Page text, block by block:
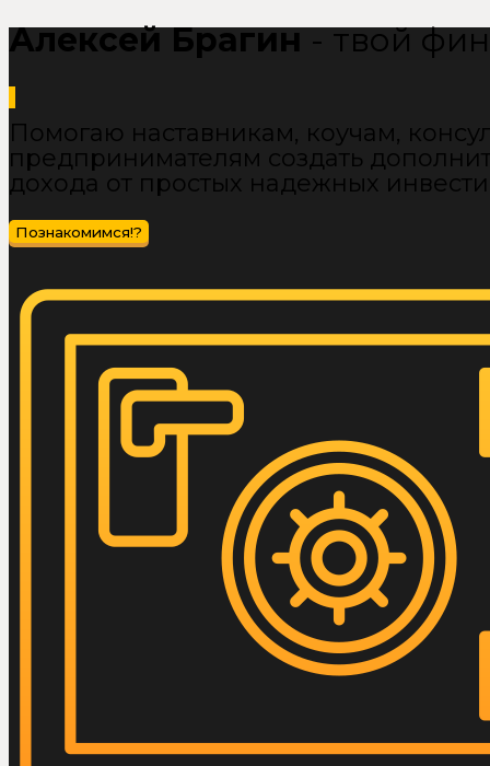
Алексей Брагин- твой
Помогаю наставникам, коучам,
предпринимателям создать
дохода от простых надежных
Познакомимся!?